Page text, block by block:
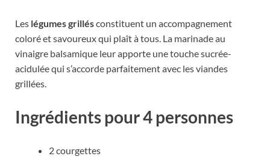
Les légumes grillésconstituent un accompagnement
coloré et savoureux qui plaît à tous. La marinade au
vinaigre balsamique leur apporte une touche sucrée-
acidulée qui s’accorde parfaitement avec les viandes
grillées.
Ingrédients pour 4 personnes
2 courgettes